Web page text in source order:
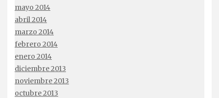
mayo 2014
abril 2014
marzo 2014
febrero 2014
enero 2014
diciembre 2013
noviembre 2013
octubre 2013